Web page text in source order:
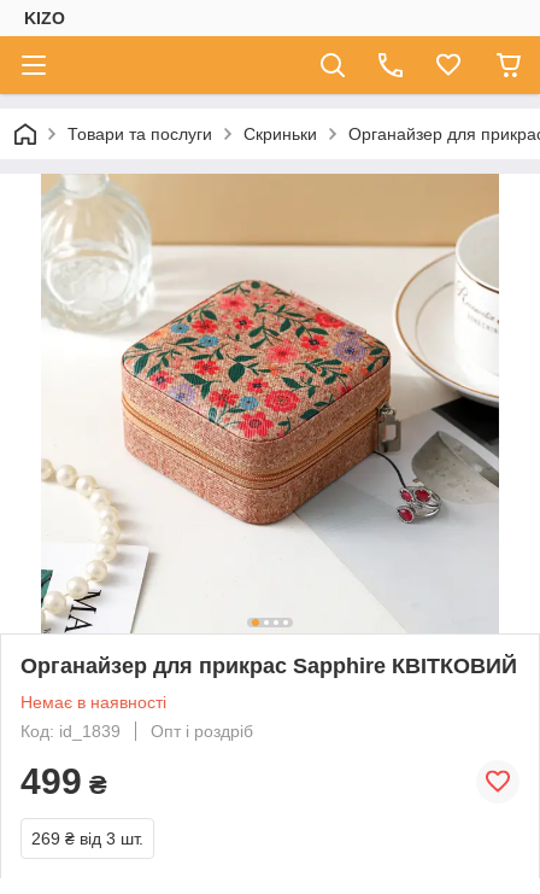
KIZO
Товари та послуги Скриньки Органайзер для
Органайзер для прикрас Sapphire КВІТКОВИЙ
Немає в наявності
Код: id_1839
Опт і роздріб
499 ₴
269 ₴ від 3 шт.